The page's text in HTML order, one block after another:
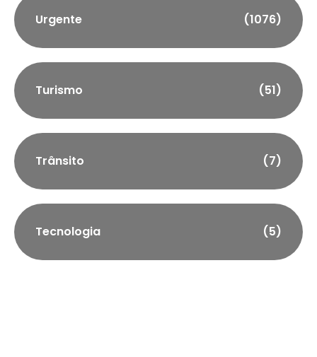
Urgente (1076)
Turismo (51)
Trânsito (7)
Tecnologia (5)